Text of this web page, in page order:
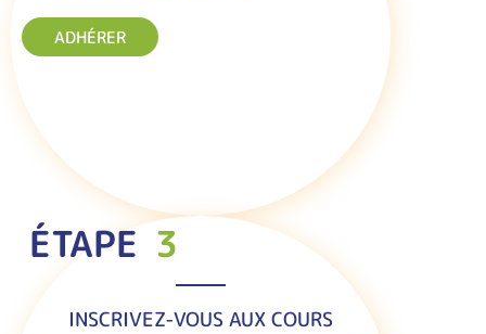
ADHÉRER
ÉTAPE 3
INSCRIVEZ-VOUS AUX COURS